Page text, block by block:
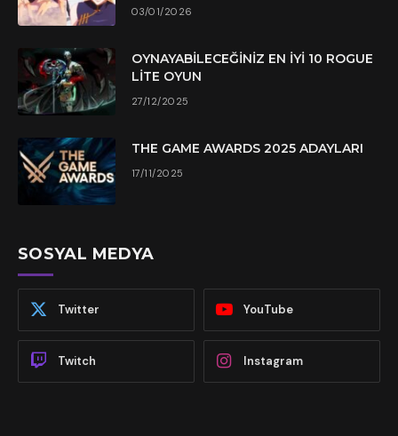
03/01/2026
OYNAYABILECEĞINIZ EN İYI 10 ROGUE
LITE OYUN
27/12/2025
THE GAME AWARDS 2025 ADAYLARI
17/11/2025
SOSYAL MEDYA
Twitter YouTube
Twitch Instagram